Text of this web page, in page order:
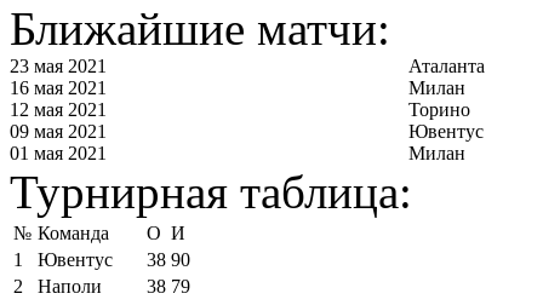
Ближайшие матчи:
23 мая 2021
Аталанта
16 мая 2021
Милан
12 мая 2021
Торино
09 мая 2021
Ювентус
01 мая 2021
Милан
Турнирная таблица:
№ Команда О И
1
Ювентус 38 90
2
Наполи 38 79